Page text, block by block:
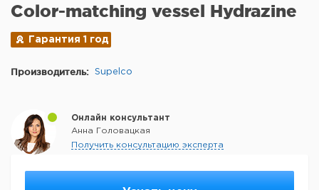
Color-matching vessel Hydrazine
Гарантия 1 год
Производитель: Supelco
Онлайн консультант
Анна Головацкая
Получить консультацию эксперта